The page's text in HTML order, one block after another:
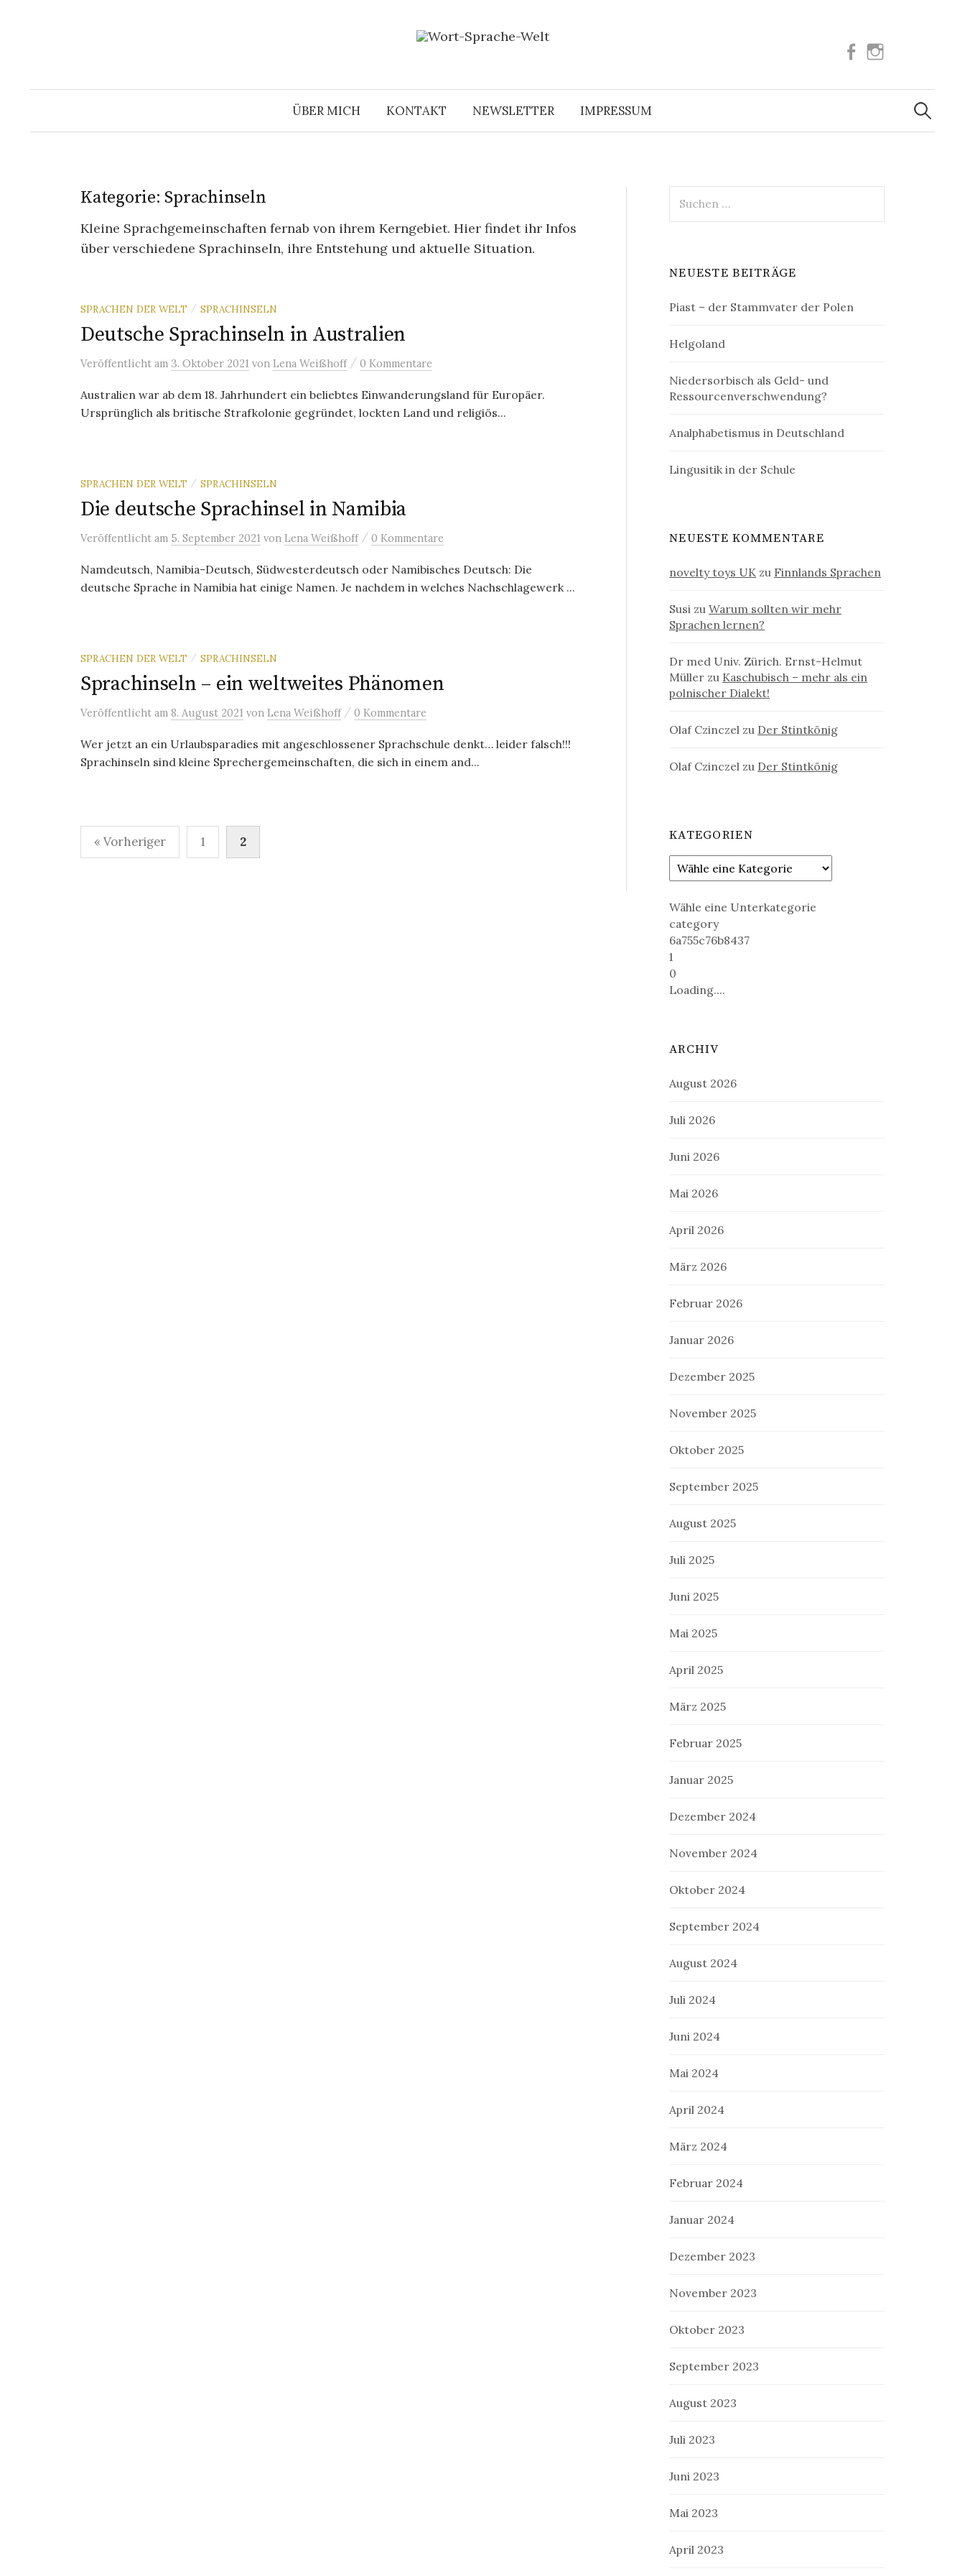
Facebook
ÜBER MICH KONTAKT NEWSLETTER IMPRESSUM
Suchen
nach:
Kategorie: Sprachinseln
Kleine Sprachgemeinschaften fernab von ihrem Kerngebiet. Hier findet ihr Infos
über verschiedene Sprachinseln, ihre Entstehung und aktuelle Situation.
SPRACHEN DER WELT / SPRACHINSELN
Deutsche Sprachinseln in Australien
Veröffentlicht am 3. Oktober 2021 von Lena Weißhoff / 0 Kommentare
Australien war ab dem 18. Jahrhundert ein beliebtes Einwanderungsland für Europäer.
Ursprünglich als britische Strafkolonie gegründet, lockten Land und religiös...
SPRACHEN DER WELT / SPRACHINSELN
Die deutsche Sprachinsel in Namibia
Veröffentlicht am 5. September 2021 von Lena Weißhoff / 0 Kommentare
Namdeutsch, Namibia-Deutsch, Südwesterdeutsch oder Namibisches Deutsch: Die
deutsche Sprache in Namibia hat einige Namen. Je nachdem in welches Nachschlagewerk ...
SPRACHEN DER WELT / SPRACHINSELN
Sprachinseln – ein weltweites Phänomen
Veröffentlicht am 8. August 2021 von Lena Weißhoff / 0 Kommentare
Wer jetzt an ein Urlaubsparadies mit angeschlossener Sprachschule denkt… leider falsch!!!
Sprachinseln sind kleine Sprechergemeinschaften, die sich in einem and...
Seitennummerierung
der
« Vorheriger 1 2
nach:
NEUESTE BEITRÄGE
Piast – der Stammvater der Polen
Helgoland
Niedersorbisch als Geld- und
Ressourcenverschwendung?
Analphabetismus in Deutschland
Lingusitik in der Schule
NEUESTE KOMMENTARE
novelty toys UK zu Finnlands Sprachen
Susi zuWarum sollten wir mehr
Sprachen lernen?
Dr med Univ. Zürich. Ernst-Helmut
Müller zu Kaschubisch – mehr als ein
polnischer Dialekt!
Olaf Czinczel zu Der Stintkönig
Olaf Czinczel zu Der Stintkönig
KATEGORIEN
Wähle eine Unterkategorie
category
6a755c76b8437
1
0
Loading....
ARCHIV
August 2026
Juli 2026
Juni 2026
Mai 2026
April 2026
März 2026
Februar 2026
Januar 2026
Dezember 2025
November 2025
Oktober 2025
September 2025
August 2025
Juli 2025
Juni 2025
Mai 2025
April 2025
März 2025
Februar 2025
Januar 2025
Dezember 2024
November 2024
Oktober 2024
September 2024
August 2024
Juli 2024
Juni 2024
Mai 2024
April 2024
März 2024
Februar 2024
Januar 2024
Dezember 2023
November 2023
Oktober 2023
September 2023
August 2023
Juli 2023
Juni 2023
Mai 2023
April 2023